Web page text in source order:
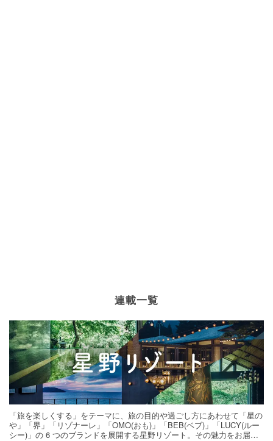
連載一覧
「旅を楽しくする」をテーマに、旅の目的や過ごし方にあわせて「星の
や」「界」「リゾナーレ」「OMO(おも)」「BEB(ベブ)」「LUCY(ルー
シー)」の 6 つのブランドを展開する星野リゾート。その魅力をお届け